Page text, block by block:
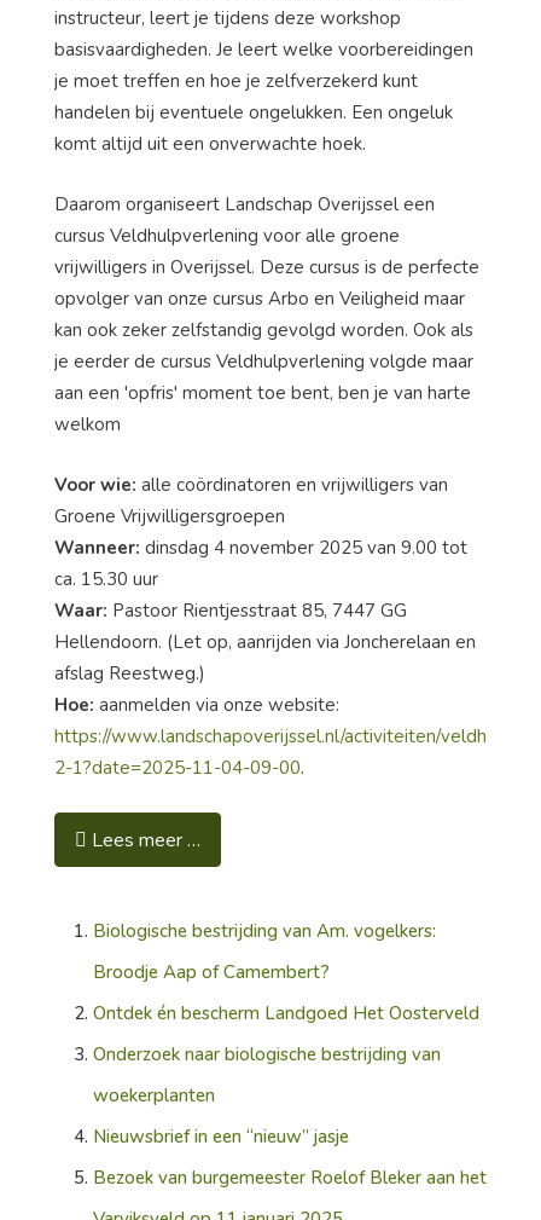
instructeur, leert je tijdens deze workshop
basisvaardigheden. Je leert welke voorbereidingen
je moet treffen en hoe je zelfverzekerd kunt
handelen bij eventuele ongelukken. Een ongeluk
komt altijd uit een onverwachte hoek.
Daarom organiseert Landschap Overijssel een
cursus Veldhulpverlening voor alle groene
vrijwilligers in Overijssel. Deze cursus is de perfecte
opvolger van onze cursus Arbo en Veiligheid maar
kan ook zeker zelfstandig gevolgd worden. Ook als
je eerder de cursus Veldhulpverlening volgde maar
aan een 'opfris' moment toe bent, ben je van harte
welkom
Voor wie: alle coördinatoren en vrijwilligers van
Groene Vrijwilligersgroepen
Wanneer: dinsdag 4 november 2025 van 9.00 tot
ca. 15.30 uur
Waar: Pastoor Rientjesstraat 85, 7447 GG
Hellendoorn. (Let op, aanrijden via Joncherelaan en
afslag Reestweg.)
Hoe: aanmelden via onze website:
https://www.landschapoverijssel.nl/activiteiten/
2-1?date=2025-11-04-09-00.
Lees meer …
Biologische bestrijding van Am. vogelkers:
Broodje Aap of Camembert?
Ontdek én bescherm Landgoed Het Oosterveld
Onderzoek naar biologische bestrijding van
woekerplanten
Nieuwsbrief in een “nieuw” jasje
Bezoek van burgemeester Roelof Bleker aan het